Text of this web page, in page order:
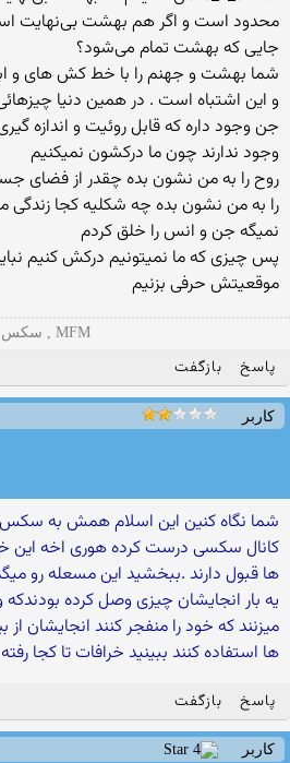
محدود است و اگر هم بهشت بی‌نهایت
جایی که بهشت تمام می‌شود؟
شما بهشت و جهنم را با خط کش های و
و این اشتباه است . در همین دنیا
جن وجود داره که قابل روئیت و اندازه
وجود ندارند چون ما درکشون نمیکنیم
روح را به من نشون بده چقدر از فضای
را به من نشون بده چه شکلیه کجا زندگی
نمیگه جن و انس را خلق کردم
پس چیزی که ما نمیتونیم درکش کنیم
موقعیتش حرفی بزنیم
MFM , سکس
پاسخ بازگفت
کاربر
شما نگاه کنین این اسلام همش به
کانال سکسی درست کرده هوری اخه این
ها قبول دارند .ببخشید این مسعله رو
یه بار انجایشان چیزی وصل کرده
میزنند که خود را منفجر کنند انجایشان
ها استفاده کنند ببینید خرافات تا کجا رفته
پاسخ بازگفت
کاربر